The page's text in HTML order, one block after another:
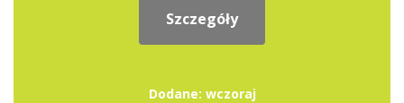
Szczegóły
Dodane: wczoraj